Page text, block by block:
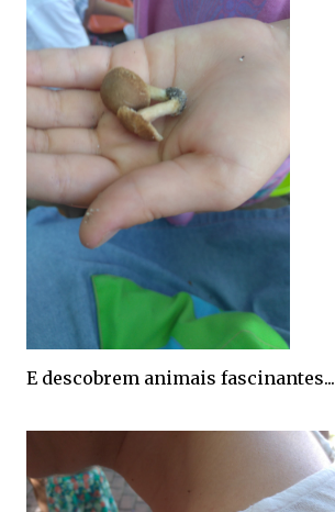
E descobrem animais fascinantes...